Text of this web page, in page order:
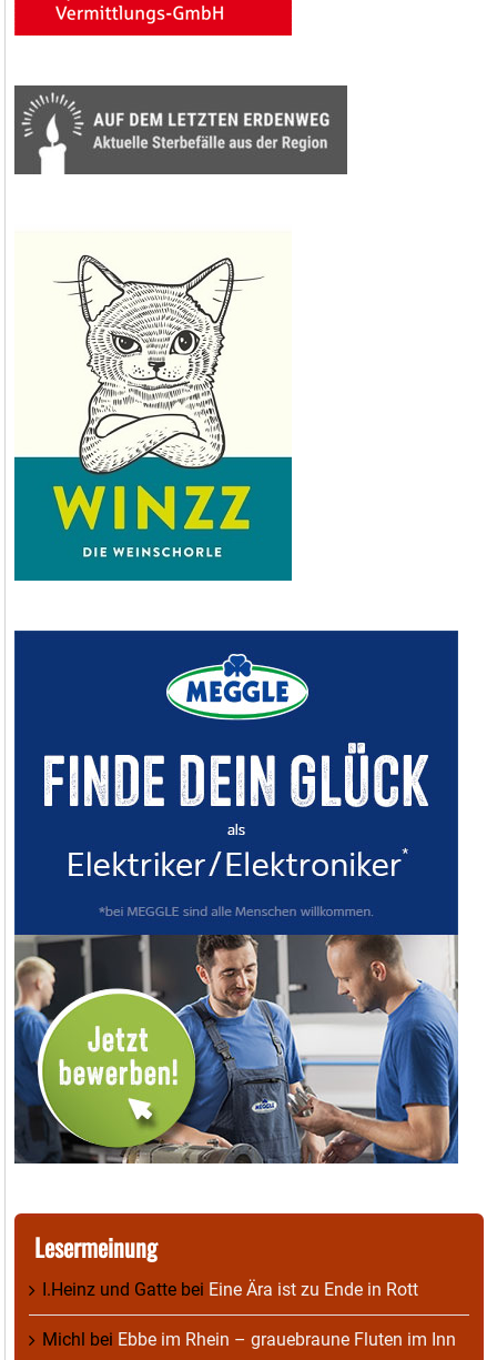
Lesermeinung
I.Heinz und Gatte bei Eine Ära ist zu Ende in Rott
Michl bei Ebbe im Rhein – grauebraune Fluten im Inn